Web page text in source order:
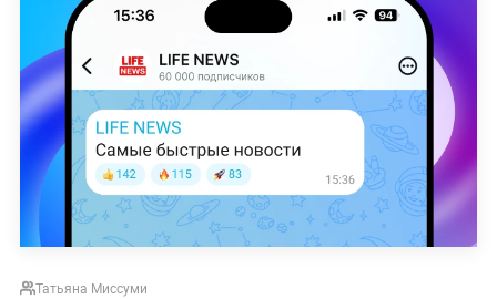
Татьяна Миссуми